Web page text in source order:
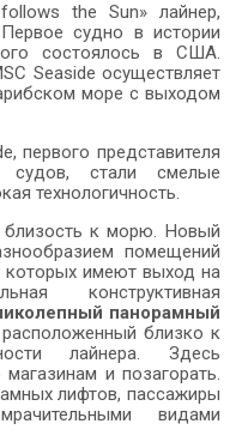
the Sun» лайнер,
судно в истории
состоялось в США.
Seaside осуществляет
море с выходом
первого представителя
судов, стали смелые
технологичность.
близость к морю. Новый
помещений
которых имеют выход на
конструктивная
панорамный
близко к
лайнера. Здесь
и позагорать.
лифтов, пассажиры
видами